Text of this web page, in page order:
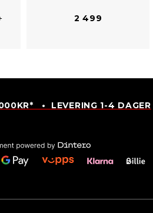
2 499
• LEVERING 1-4 DAGER